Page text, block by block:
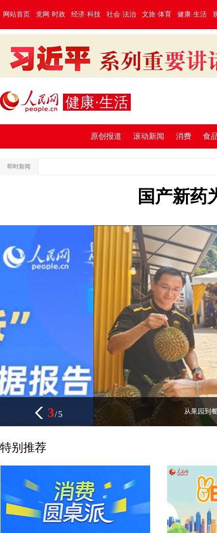
网站首页 党网·时政 经济·科技 社会·法治 文旅·体育 健康·生活
健康·生活
原创报道 滚动新闻 消费 食
即时新闻
国产新药
从果园到餐桌，一颗榴莲串联中马合作新
3/5
特别推荐